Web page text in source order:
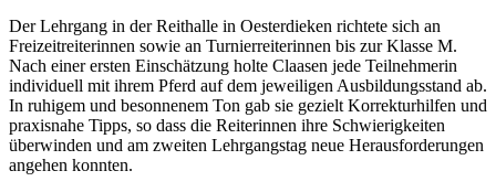
Der Lehrgang in der Reithalle in Oesterdieken richtete sich an
Freizeitreiterinnen sowie an Turnierreiterinnen bis zur Klasse M.
Nach einer ersten Einschätzung holte Claasen jede Teilnehmerin
individuell mit ihrem Pferd auf dem jeweiligen Ausbildungsstand ab.
In ruhigem und besonnenem Ton gab sie gezielt Korrekturhilfen und
praxisnahe Tipps, so dass die Reiterinnen ihre Schwierigkeiten
überwinden und am zweiten Lehrgangstag neue Herausforderungen
angehen konnten.